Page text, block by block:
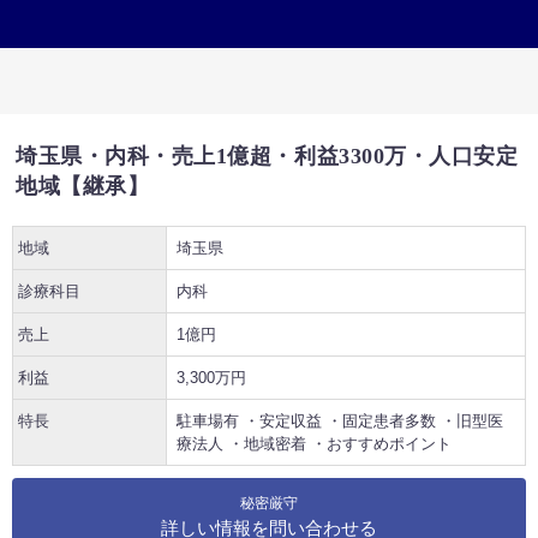
埼玉県・内科・売上1億超・利益3300万・人口安定
地域【継承】
地域 埼玉県
診療科目 内科
売上 1億円
利益 3,300万円
特長 駐車場有 ・ 安定収益 ・ 固定患者多数 ・
旧型医
療法人
・ 地域密着 ・ おすすめポイント
秘密厳守
詳しい情報を問い合わせる